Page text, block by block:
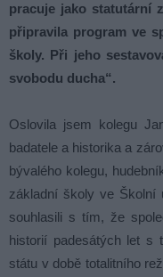
pracuje jako statutární
připravila program ve
školy. Při jeho
svobodu ducha“.
Oslovila jsem kolegu
badatele a historika a
bývalého kolegu,
základní školy ve Školní
souhlasili s tím, že
historií padesátých let s
státu v době totalitního